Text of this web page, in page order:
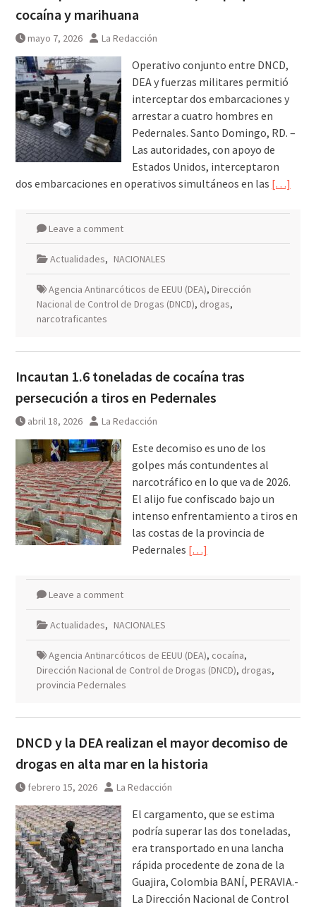
cocaína y marihuana
mayo 7, 2026 La Redacción
Operativo conjunto entre DNCD,
DEA y fuerzas militares permitió
interceptar dos embarcaciones y
arrestar a cuatro hombres en
Pedernales. Santo Domingo, RD. –
Las autoridades, con apoyo de
Estados Unidos, interceptaron
dos embarcaciones en operativos simultáneos en las […]
Leave a comment
Actualidades, NACIONALES
Agencia Antinarcóticos de EEUU (DEA), Dirección
Nacional de Control de Drogas (DNCD), drogas,
narcotraficantes
Incautan 1.6 toneladas de cocaína tras
persecución a tiros en Pedernales
abril 18, 2026 La Redacción
Este decomiso es uno de los
golpes más contundentes al
narcotráfico en lo que va de 2026.
El alijo fue confiscado bajo un
intenso enfrentamiento a tiros en
las costas de la provincia de
Pedernales […]
Leave a comment
Actualidades, NACIONALES
Agencia Antinarcóticos de EEUU (DEA), cocaína,
Dirección Nacional de Control de Drogas (DNCD), drogas,
provincia Pedernales
DNCD y la DEA realizan el mayor decomiso de
drogas en alta mar en la historia
febrero 15, 2026 La Redacción
El cargamento, que se estima
podría superar las dos toneladas,
era transportado en una lancha
rápida procedente de zona de la
Guajira, Colombia BANÍ, PERAVIA.-
La Dirección Nacional de Control